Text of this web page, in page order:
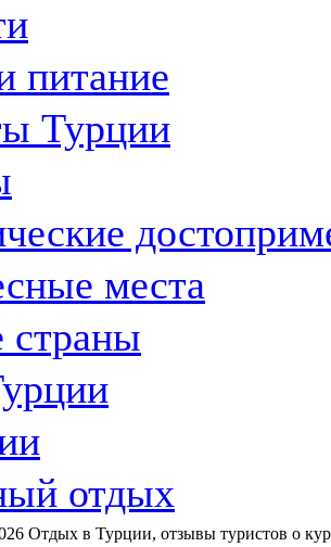
питание
Турции
места
страны
отдых
Отдых в Турции, отзывы туристов о